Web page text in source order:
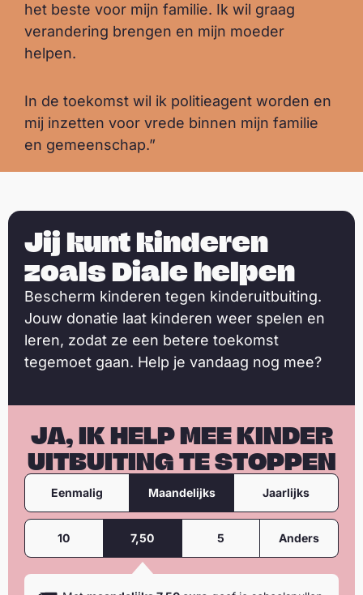
het beste voor mijn familie. Ik wil graag
verandering brengen en mijn moeder
helpen.
In de toekomst wil ik politieagent worden en
mij inzetten voor vrede binnen mijn familie
en gemeenschap.”
Jij kunt kinderen
zoals Diale helpen
Bescherm kinderen tegen kinderuitbuiting.
Jouw donatie laat kinderen weer spelen en
leren, zodat ze een betere toekomst
tegemoet gaan. Help je vandaag nog mee?
JA, IK HELP MEE KINDER
UITBUITING TE STOPPEN
D
o
n
t
i
F
e
q
n
i
Eenmalig Maandelijks Jaarlijks
B
d
a
10 7,50 5 Anders